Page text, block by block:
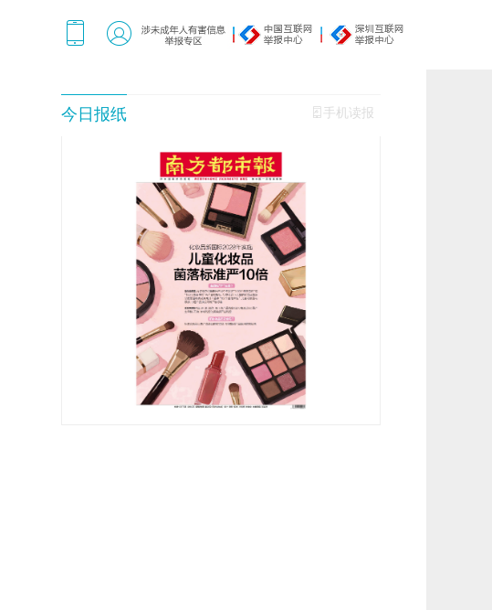
今日报纸 手机读报